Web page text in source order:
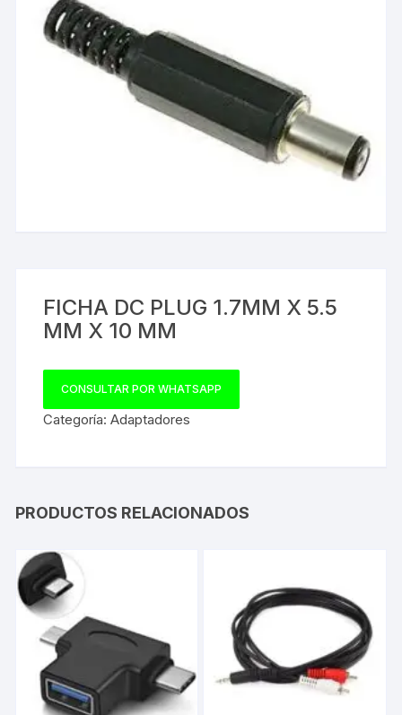
FICHA DC PLUG 1.7MM X 5.5
MM X 10 MM
CONSULTAR POR WHATSAPP
Categoría:Adaptadores
PRODUCTOS RELACIONADOS